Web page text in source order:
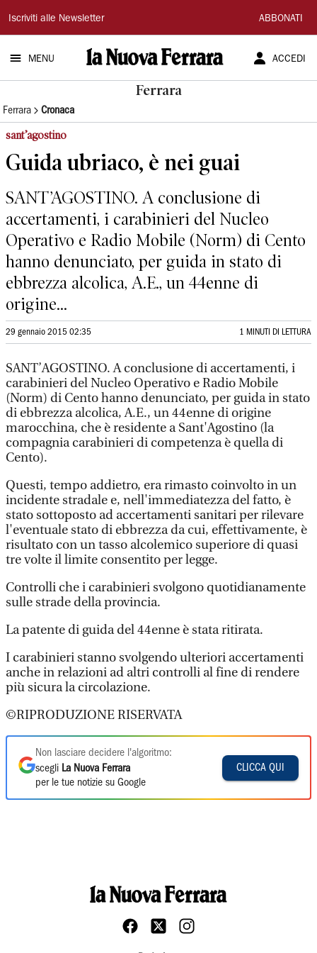
La
Nuova
Ferrara
Iscriviti alle Newsletter ABBONATI
MENU ACCEDI
Ferrara
Ferrara Cronaca
sant’agostino
Guida ubriaco, è nei guai
SANT’AGOSTINO. A conclusione di
accertamenti, i carabinieri del Nucleo
Operativo e Radio Mobile (Norm) di Cento
hanno denunciato, per guida in stato di
ebbrezza alcolica, A.E., un 44enne di
origine...
29 gennaio 2015 02:35 1 MINUTI DI LETTURA
SANT’AGOSTINO. A conclusione di accertamenti, i
carabinieri del Nucleo Operativo e Radio Mobile
(Norm) di Cento hanno denunciato, per guida in stato
di ebbrezza alcolica, A.E., un 44enne di origine
marocchina, che è residente a Sant'Agostino (la
compagnia carabinieri di competenza è quella di
Cento).
Questi, tempo addietro, era rimasto coinvolto in un
incidente stradale e, nell'immediatezza del fatto, è
stato sottoposto ad accertamenti sanitari per rilevare
l'eventuale stato di ebbrezza da cui, effettivamente, è
risultato con un tasso alcolemico superiore di quasi
tre volte il limite consentito per legge.
Controlli che i carabinieri svolgono quotidianamente
sulle strade della provincia.
La patente di guida del 44enne è stata ritirata.
I carabinieri stanno svolgendo ulteriori accertamenti
anche in relazioni ad altri controlli al fine di rendere
più sicura la circolazione.
©RIPRODUZIONE RISERVATA
Non lasciare decidere l'algoritmo:
scegli La Nuova Ferrara
per le tue notizie su Google
CLICCA QUI